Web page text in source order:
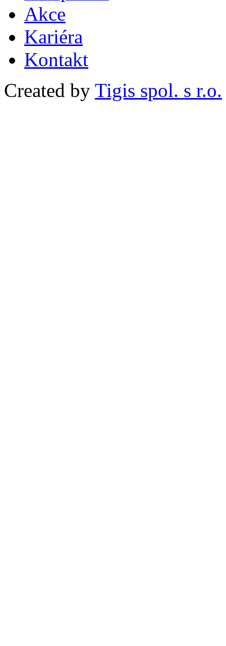
Akce
Kariéra
Kontakt
Created by Tigis spol. s r.o.